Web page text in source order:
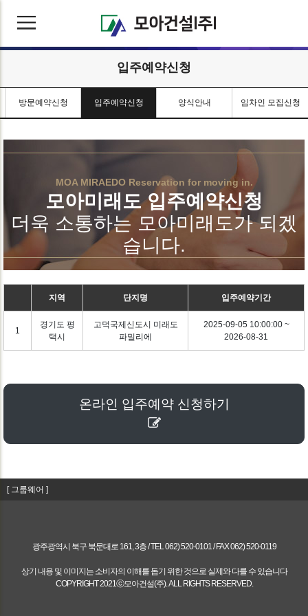
입주예약신청
방문예약신청 입주예약신청 양식안내 임차인 모집신청
MOA MIRAEDO Reservation for moving in.
모아미래도 입주예약신청
더욱 소통하는 모아미래도가 되겠
습니다.
지역 단지명 입주예약기간
1
경기도 평
택시
고덕국제신도시 미래도
파밀리에
2025-09-05 10:00:00 ~
2026-08-31
온라인 입주예약 신청하기
[ 그룹웨어 ]
광주광역시 북구 북문대로 161, 3층 / TEL 062) 520-0101 / FAX 062) 520-0119
상기 내용 및 이미지는 소비자의 이해를 돕기 위한 것으로 실제와 다를 수 있습니다
COPYRIGHT 2021ⓒ모아건설(주). ALL RIGHTS RESERVED.